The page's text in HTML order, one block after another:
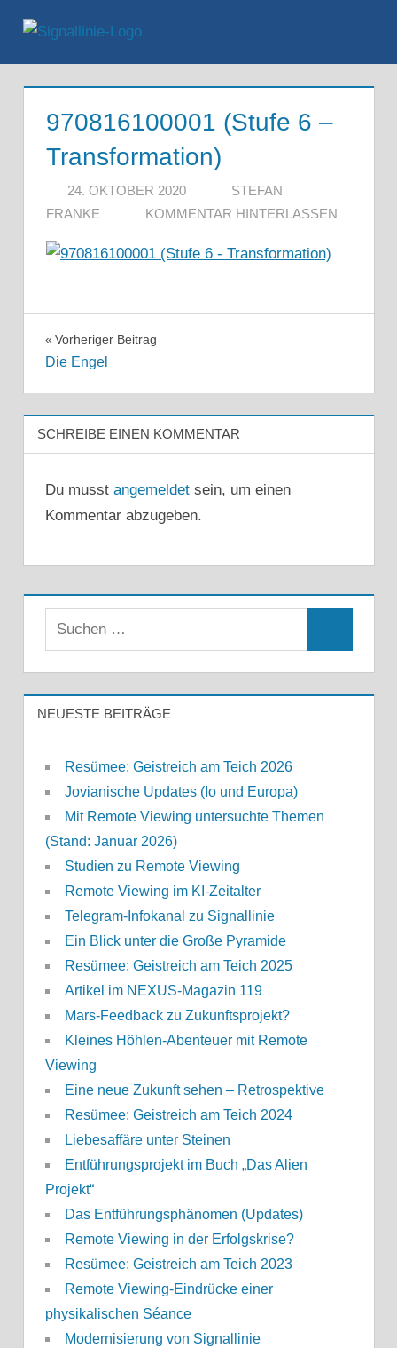
Inhalt
springen
970816100001 (Stufe 6 –
Transformation)
24. OKTOBER 2020
STEFAN
FRANKE
KOMMENTAR HINTERLASSEN
Beitragsnavigation
Vorheriger Beitrag
Die Engel
SCHREIBE EINEN KOMMENTAR
Du musst angemeldetsein, um einen
Kommentar abzugeben.
NEUESTE BEITRÄGE
Resümee: Geistreich am Teich 2026
Jovianische Updates (Io und Europa)
Mit Remote Viewing untersuchte Themen
(Stand: Januar 2026)
Studien zu Remote Viewing
Remote Viewing im KI-Zeitalter
Telegram-Infokanal zu Signallinie
Ein Blick unter die Große Pyramide
Resümee: Geistreich am Teich 2025
Artikel im NEXUS-Magazin 119
Mars-Feedback zu Zukunftsprojekt?
Kleines Höhlen-Abenteuer mit Remote
Viewing
Eine neue Zukunft sehen – Retrospektive
Resümee: Geistreich am Teich 2024
Liebesaffäre unter Steinen
Entführungsprojekt im Buch „Das Alien
Projekt“
Das Entführungsphänomen (Updates)
Remote Viewing in der Erfolgskrise?
Resümee: Geistreich am Teich 2023
Remote Viewing-Eindrücke einer
physikalischen Séance
Modernisierung von Signallinie